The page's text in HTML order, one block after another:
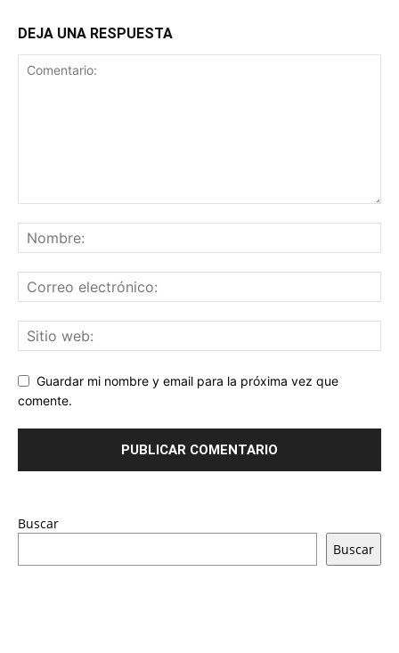
DEJA UNA RESPUESTA
Guardar mi nombre y email para la próxima vez que
comente.
Buscar
Buscar